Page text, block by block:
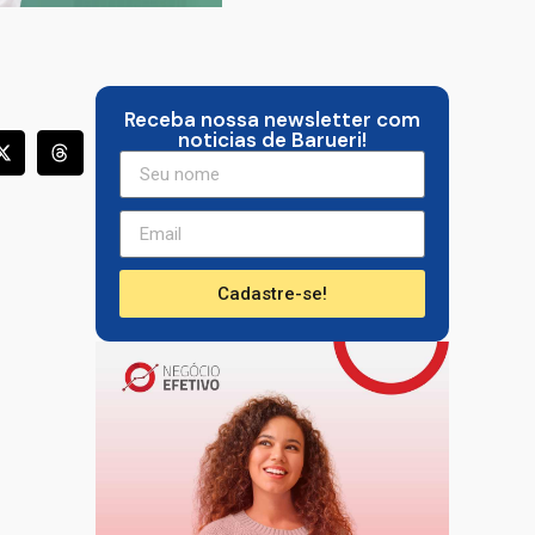
Receba nossa newsletter com
noticias de Barueri!
Cadastre-se!